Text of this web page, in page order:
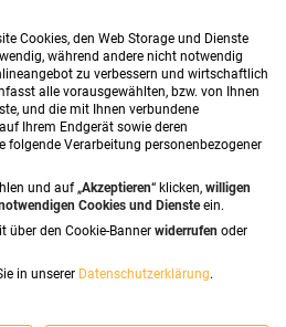
Cookies, den Web Storage und Dienste
während andere nicht notwendig
zu verbessern und wirtschaftlich
alle vorausgewählten, bzw. von Ihnen
und die mit Ihnen verbundene
Ihrem Endgerät sowie deren
folgende Verarbeitung personenbezogener
und auf „Akzeptieren“ klicken, willigen
Cookies und Diensteein.
über den Cookie-Banner widerrufen oder
in unserer Datenschutzerklärung.